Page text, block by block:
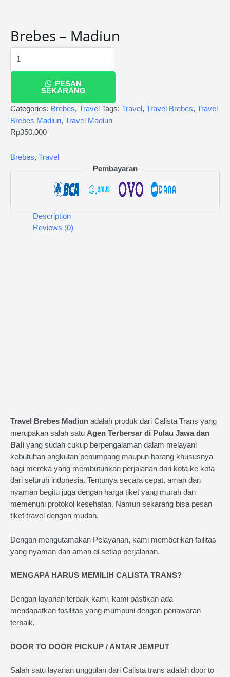
Brebes – Madiun
PESAN
SEKARANG
Categories: Brebes, Travel Tags: Travel, Travel Brebes, Travel
Brebes Madiun, Travel Madiun
Rp350.000
Brebes, Travel
Pembayaran
Description
Reviews (0)
Travel Brebes Madiun adalah produk dari Calista Trans yang
merupakan salah satu Agen Terbersar di Pulau Jawa dan
Bali yang sudah cukup berpengalaman dalam melayani
kebutuhan angkutan penumpang maupun barang khususnya
bagi mereka yang membutuhkan perjalanan dari kota ke kota
dari seluruh indonesia. Tentunya secara cepat, aman dan
nyaman begitu juga dengan harga tiket yang murah dan
memenuhi protokol kesehatan. Namun sekarang bisa pesan
tiket travel dengan mudah.
Dengan mengutamakan Pelayanan, kami memberikan failitas
yang nyaman dan aman di setiap perjalanan.
MENGAPA HARUS MEMILIH CALISTA TRANS?
Dengan layanan terbaik kami, kami pastikan ada
mendapatkan fasilitas yang mumpuni dengan penawaran
terbaik.
DOOR TO DOOR PICKUP / ANTAR JEMPUT
Salah satu layanan unggulan dari Calista trans adalah door to